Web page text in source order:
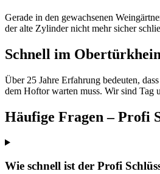
Gerade in den gewachsenen
der alte Zylinder nicht mehr sicher
Schnell im
Über 25 Jahre Erfahrung bedeuten,
dem Hoftor warten muss. Wir sind Tag
Häufige Fragen – Profi
Wie schnell ist der Profi